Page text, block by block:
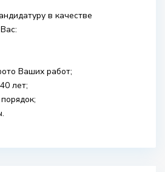
в качестве
Ваших работ;
лет;